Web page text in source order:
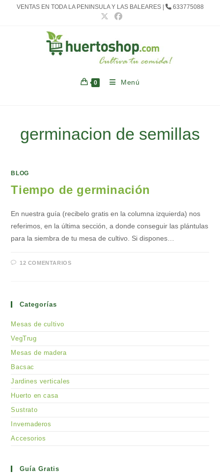
VENTAS EN TODA LA PENINSULA Y LAS BALEARES | 633775088
0 Menú
germinacion de semillas
BLOG
Tiempo de germinación
En nuestra guía (recibelo gratis en la columna izquierda) nos
referimos, en la última sección, a donde conseguir las plántulas
para la siembra de tu mesa de cultivo. Si dispones…
12 COMENTARIOS
Categorías
Mesas de cultivo
VegTrug
Mesas de madera
Bacsac
Jardines verticales
Huerto en casa
Sustrato
Invernaderos
Accesorios
Guía Gratis